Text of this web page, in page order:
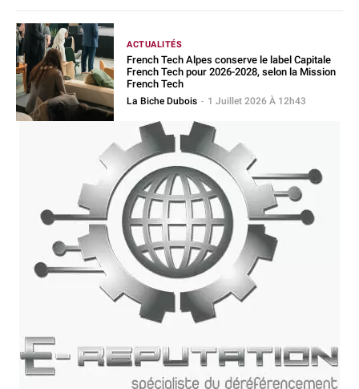
ACTUALITÉS
French Tech Alpes conserve le label Capitale
French Tech pour 2026-2028, selon la Mission
French Tech
La Biche Dubois - 1 Juillet 2026 À 12h43